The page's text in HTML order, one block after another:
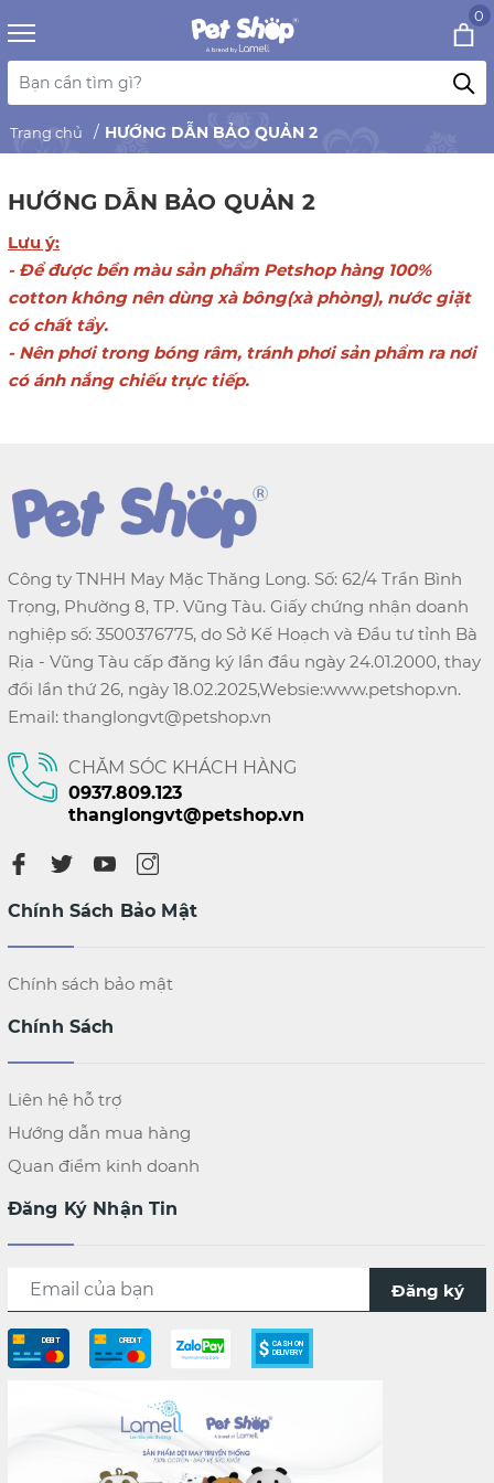
0
Trang chủ HƯỚNG DẪN BẢO QUẢN 2
HƯỚNG DẪN BẢO QUẢN 2
Lưu ý:
- Để được bền màu sản phẩm Petshop hàng 100%
cotton không nên dùng xà bông(xà phòng), nước giặt
có chất tẩy.
- Nên phơi trong bóng râm, tránh phơi sản phẩm ra nơi
có ánh nắng chiếu trực tiếp.
Công ty TNHH May Mặc Thăng Long. Số: 62/4 Trần Bình
Trọng, Phường 8, TP. Vũng Tàu. Giấy chứng nhận doanh
nghiệp số: 3500376775, do Sở Kế Hoạch và Đầu tư tỉnh Bà
Rịa - Vũng Tàu cấp đăng ký lần đầu ngày 24.01.2000, thay
đổi lần thứ 26, ngày 18.02.2025,Websie:www.petshop.vn.
Email: thanglongvt@petshop.vn
CHĂM SÓC KHÁCH HÀNG
0937.809.123
thanglongvt@petshop.vn
Chính Sách Bảo Mật
Chính sách bảo mật
Chính Sách
Liên hệ hỗ trợ
Hướng dẫn mua hàng
Quan điểm kinh doanh
Đăng Ký Nhận Tin
Đăng ký